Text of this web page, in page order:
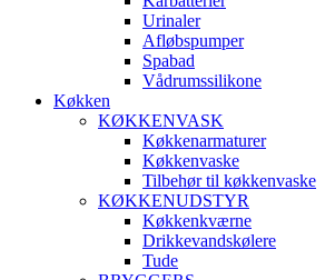
Urinaler
Afløbspumper
Spabad
Vådrumssilikone
Køkken
KØKKENVASK
Køkkenarmaturer
Køkkenvaske
Tilbehør til køkkenvaske
KØKKENUDSTYR
Køkkenkværne
Drikkevandskølere
Tude